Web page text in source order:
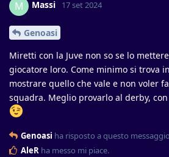
M Massi 17 set 2024
Genoasi
Miretti con la Juve non so se lo
giocatore loro. Come minimo si trova
mostrare quello che vale e non voler
squadra. Meglio provarlo al derby,
Genoasi ha risposto a questo messaggio
AleR ha messo mi piace.